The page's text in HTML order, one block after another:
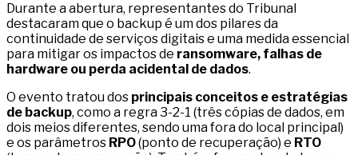
Durante a abertura, representantes do Tribunal
destacaram que o backup é um dos pilares da
continuidade de serviços digitais e uma medida essencial
para mitigar os impactos de ransomware, falhas de
hardware ou perda acidental de dados.
O evento tratou dos principais conceitos e estratégias
de backup, como a regra 3-2-1 (três cópias de dados, em
dois meios diferentes, sendo uma fora do local principal)
e os parâmetros RPO(ponto de recuperação) e RTO